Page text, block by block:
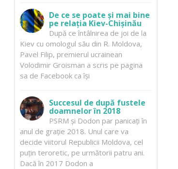
De ce se poate și mai bine
pe relația Kiev-Chișinău
După ce întâlnirea de joi de la
Kiev cu omologul său din R. Moldova,
Pavel Filip, premierul ucrainean
Volodimir Groisman a scris pe pagina
sa de Facebook ca își
Succesul de după fustele
doamnelor în 2018
PSRM și Dodon par panicați în
anul de grație 2018. Unul care va
decide viitorul Republicii Moldova, cel
puțin teroretic, pe următorii patru ani.
Dacă în 2017 Dodon a